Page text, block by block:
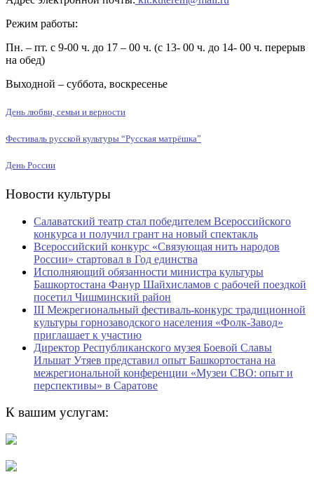
Режим работы:
Пн. – пт. с 9-00 ч. до 17 – 00 ч. (с 13- 00 ч. до 14- 00 ч. перерыв
на обед)
Выходной – суббота, воскресенье
День любви, семьи и верности
Фестиваль русской культуры “Русская матрёшка”
День России
Новости культуры
Салаватский театр стал победителем Всероссийского
конкурса и получил грант на новый спектакль
Всероссийский конкурс «Связующая нить народов
России» стартовал в Год единства
Исполняющий обязанности министра культуры
Башкортостана Фанур Шайхисламов с рабочей поездкой
посетил Чишминский район
III Межрегиональный фестиваль-конкурс традиционной
культуры горнозаводского населения «Фолк-Завод»
приглашает к участию
Директор Республиканского музея Боевой Славы
Ильшат Утяев представил опыт Башкортостана на
межрегиональной конференции «Музеи СВО: опыт и
перспективы» в Саратове
К вашим услугам: